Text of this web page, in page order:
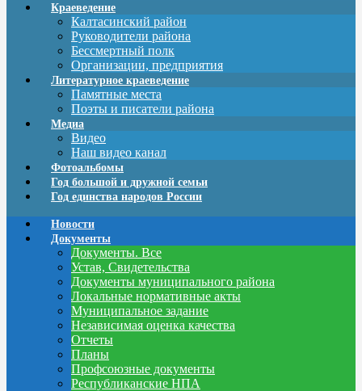
Краеведение
Калтасинский район
Руководители района
Бессмертный полк
Организации, предприятия
Литературное краеведение
Памятные места
Поэты и писатели района
Медиа
Видео
Наш видео канал
Фотоальбомы
Год большой и дружной семьи
Год единства народов России
Новости
Документы
Документы. Все
Устав, Свидетельства
Документы муниципального района
Локальные нормативные акты
Муниципальное задание
Независимая оценка качества
Отчеты
Планы
Профсоюзные документы
Республиканские НПА